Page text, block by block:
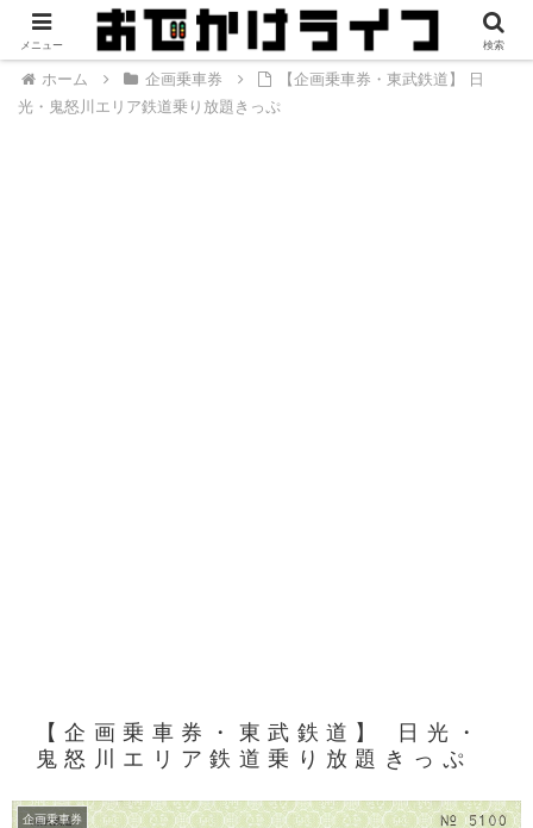
ホーム 企画乗車券
【企画乗車券・東武鉄道】 日
光・鬼怒川エリア鉄道乗り放題きっぷ
【企画乗車券・東武鉄道】 日光・
鬼怒川エリア鉄道乗り放題きっぷ
企画乗車券
メニュー 検索